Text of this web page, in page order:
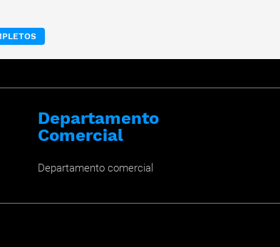
Departamento
Comercial
Departamento comercial